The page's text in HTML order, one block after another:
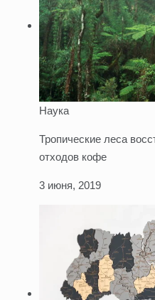
Наука
Тропические леса
отходов кофе
3 июня, 2019